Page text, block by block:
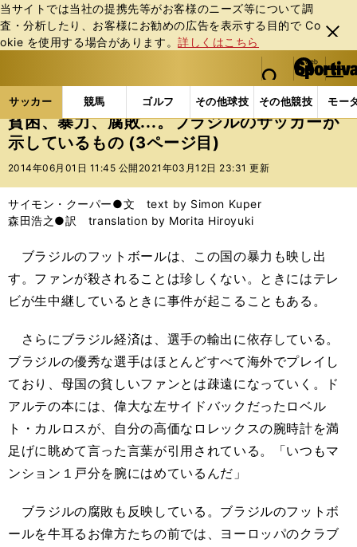
当サイトでは当社の提携先等がお客様のニーズ等について調
査・分析したり、お客様にお勧めの広告を表⽰する⽬的で Co
okie を使⽤する場合があります。詳しくはこちら
閉じ
る
web Sportiva (webスポルティーバ)
検索
マイペ
ー
ジ
メニュ
サッカー 競馬 ゴルフ その他球技 その他競技 モー
ス
ポ
ル
バ
サッカーの記事一覧 海外サッカー サイモン・クー
貧困、暴力、腐敗...。ブラジルのサッカーが
示しているもの (3ページ目)
2014年06月01日 11:45 公開 2021年03月12日 23:31 更新
サイモン・クーパー●文 text by Simon Kuper
森田浩之●訳 translation by Morita Hiroyuki
ブラジルのフットボールは、この国の暴力も映し出
す。ファンが殺されることは珍しくない。ときにはテレ
ビが生中継しているときに事件が起こることもある。
さらにブラジル経済は、選手の輸出に依存している。
ブラジルの優秀な選手はほとんどすべて海外でプレイし
ており、母国の貧しいファンとは疎遠になっていく。ド
アルテの本には、偉大な左サイドバックだったロベル
ト・カルロスが、自分の高価なロレックスの腕時計を満
足げに眺めて言った言葉が引用されている。「いつもマ
ンション１戸分を腕にはめているんだ」
ブラジルの腐敗も反映している。ブラジルのフットボ
ールを牛耳るお偉方たちの前では、ヨーロッパのクラブ